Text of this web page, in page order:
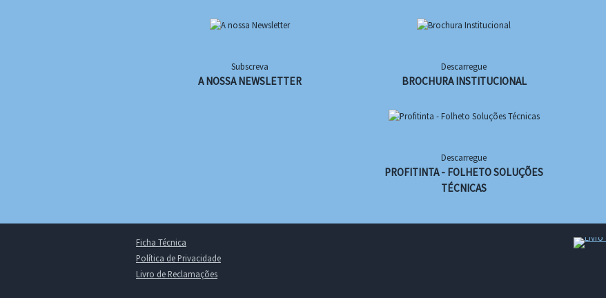
Subscreva
A NOSSA NEWSLETTER
Descarregue
BROCHURA INSTITUCIONAL
Descarregue
PROFITINTA - FOLHETO SOLUÇÕES
TÉCNICAS
Ficha Técnica
Política de Privacidade
Livro de Reclamações